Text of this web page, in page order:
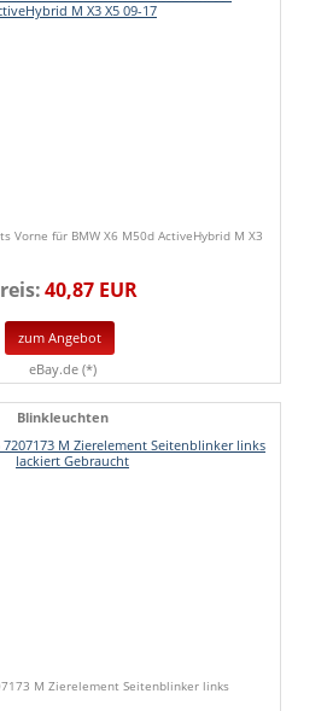
Vorne für BMW X6 M50d ActiveHybrid M X3
40,87 EUR
zum Angebot
eBay.de (*)
Blinkleuchten
M Zierelement Seitenblinker links